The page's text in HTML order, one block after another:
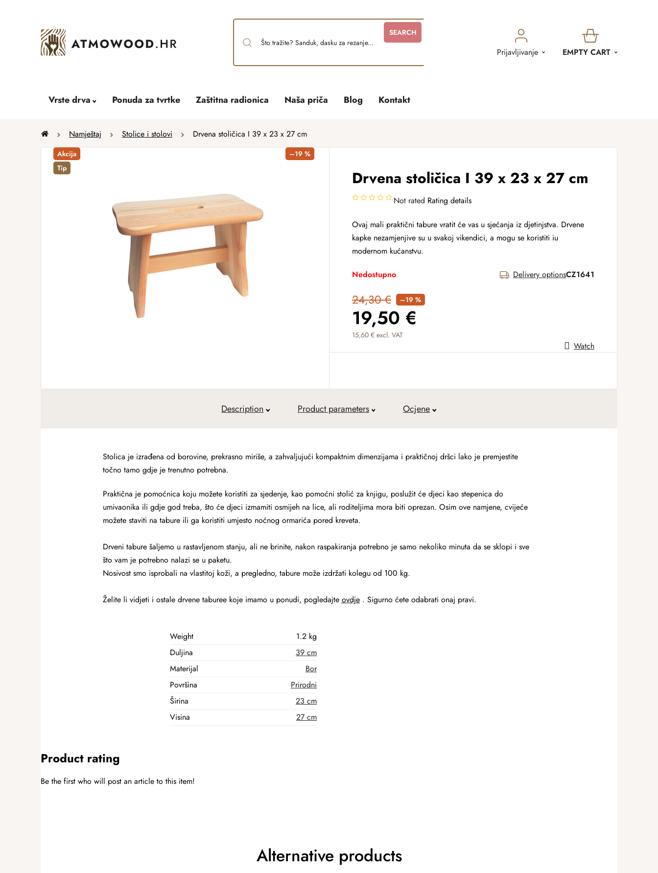
SEARCH
Prijavljivanje
SHOPPING
EMPTY CART
Vrste drva Ponuda za tvrtke Zaštitna radionica Naša priča Blog Kontakt
Home Namještaj Stolice i stolovi Drvena stoličica I 39 x 23 x 27 cm
Drvena stoličica I 39 x 23 x 27 cm
Not rated Rating details
Ovaj mali praktični tabure vratit će vas u sjećanja iz djetinjstva. Drvene
kapke nezamjenjive su u svakoj vikendici, a mogu se koristiti iu
modernom kućanstvu.
Nedostupno Delivery optionsCZ1641
24,30 € –19 %
19,50 €
15,60 € excl. VAT
Measure price: Watch
Akcija
Tip
–19 %
Description Product parameters Ocjene
Stolica je izrađena od borovine, prekrasno miriše, a zahvaljujući kompaktnim dimenzijama i praktičnoj dršci lako je premjestite
točno tamo gdje je trenutno potrebna.
Praktična je pomoćnica koju možete koristiti za sjedenje, kao pomoćni stolić za knjigu, poslužit će djeci kao stepenica do
umivaonika ili gdje god treba, što će djeci izmamiti osmijeh na lice, ali roditeljima mora biti oprezan. Osim ove namjene, cvijeće
možete staviti na tabure ili ga koristiti umjesto noćnog ormarića pored kreveta.
Drveni tabure šaljemo u rastavljenom stanju, ali ne brinite, nakon raspakiranja potrebno je samo nekoliko minuta da se sklopi i sve
što vam je potrebno nalazi se u paketu.
Nosivost smo isprobali na vlastitoj koži, a pregledno, tabure može izdržati kolegu od 100 kg.
Želite li vidjeti i ostale drvene taburee koje imamo u ponudi, pogledajte ovdje. Sigurno ćete odabrati onaj pravi.
Weight
1.2 kg
Duljina
39 cm
Materijal
Bor
Površina
Prirodni
Širina
23 cm
Visina
27 cm
Product rating
Be the first who will post an article to this item!
Alternative products